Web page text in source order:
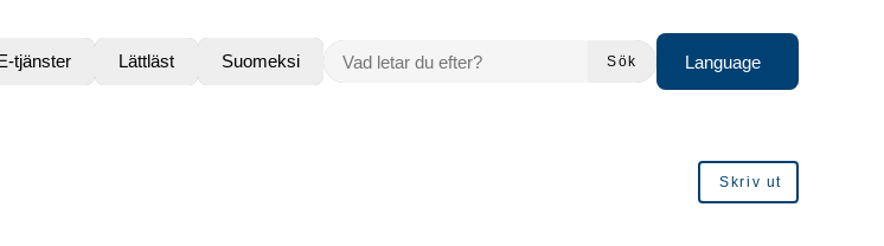
tjänster
Lättläst Suomeksi
VAD LETAR DU EFTER?
Sök
Language
Skriv ut